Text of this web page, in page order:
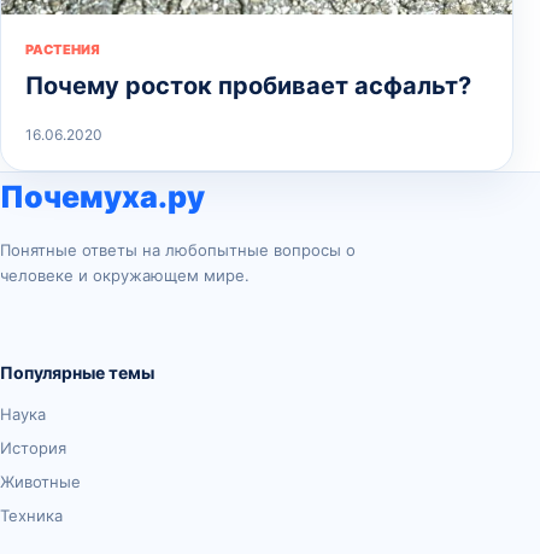
РАСТЕНИЯ
Почему росток пробивает асфальт?
16.06.2020
Почемуха.ру
Понятные ответы на любопытные вопросы о
человеке и окружающем мире.
Популярные темы
Наука
История
Животные
Техника